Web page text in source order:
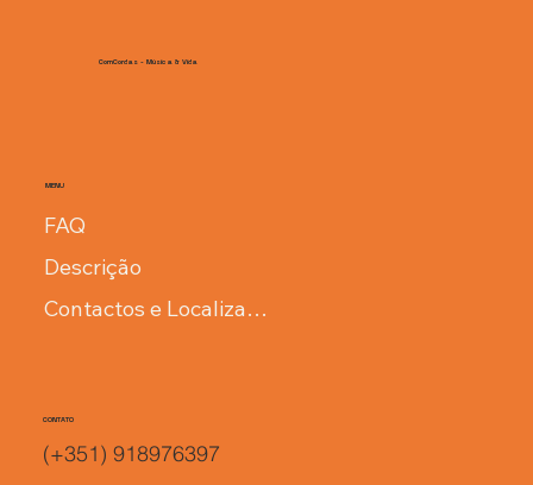
ComCordas - Música & Vida
MENU
FAQ
Descrição
Contactos e Localização
CONTATO
(+351) 918976397